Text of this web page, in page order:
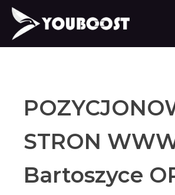
STRON
Bartoszyce